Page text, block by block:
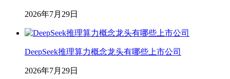
2026年7月29日
DeepSeek推理算力概念龙头有哪些上市公司
2026年7月29日